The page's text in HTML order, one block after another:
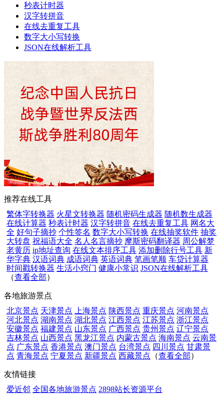
秒表计时器
汉字转拼音
在线去重复工具
数字大小写转换
JSON在线解析工具
推荐在线工具
繁体字转换器 火星文转换器 随机密码生成器 随机数生成器
在线计算器 秒表计时器 汉字转拼音 在线去重复工具 网名大
全 好句子摘抄 个性签名 数字大小写转换 在线抽奖软件 抽奖
大转盘 祝福语大全 名人名言摘抄 摩斯密码翻译器 周公解梦
老黄历 ip地址查询 在线文本排序工具 添加删除行号工具 新
华字典 汉语词典 成语词典 英语词典 笔画笔顺 车贷计算器
时间戳转换器 生活小窍门 健康小常识 JSON在线解析工具
（查看全部）
各地旅游景点
北京景点 天津景点 上海景点 陕西景点 重庆景点 河南景点
河北景点 湖南景点 湖北景点 江西景点 江苏景点 浙江景点
安徽景点 福建景点 山东景点 广西景点 贵州景点 辽宁景点
吉林景点 山西景点 黑龙江景点 内蒙古景点 海南景点 云南景
点 广东景点 香港景点 澳门景点 台湾景点 四川景点 甘肃景
点 青海景点 宁夏景点 新疆景点 西藏景点 （查看全部）
友情链接
爱近邻 全国各地旅游景点 2898站长资源平台